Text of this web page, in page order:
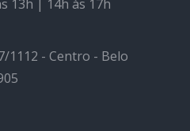
13h | 14h às 17h
1112 - Centro - Belo